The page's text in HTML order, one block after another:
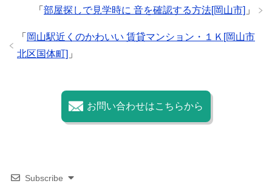
k
「 部屋探しで見学時に 音を確認する方法[岡山市] 」
「 岡山駅近くのかわいい 賃貸マンション・１Ｋ[岡山市
北区国体町] 」
お問い合わせはこちらから
Subscribe